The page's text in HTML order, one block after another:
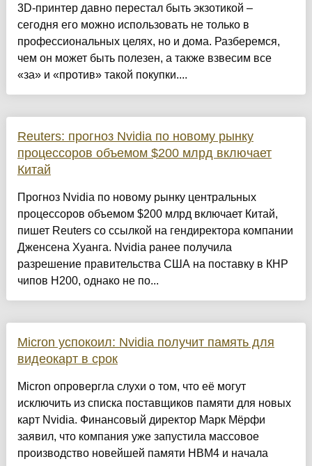
3D‑принтер давно перестал быть экзотикой –
сегодня его можно использовать не только в
профессиональных целях, но и дома. Разберемся,
чем он может быть полезен, а также взвесим все
«за» и «против» такой покупки....
Reuters: прогноз Nvidia по новому рынку
процессоров объемом $200 млрд включает
Китай
Прогноз Nvidia по новому рынку центральных
процессоров объемом $200 млрд включает Китай,
пишет Reuters со ссылкой на гендиректора компании
Дженсена Хуанга. Nvidia ранее получила
разрешение правительства США на поставку в КНР
чипов H200, однако не по...
Micron успокоил: Nvidia получит память для
видеокарт в срок
Micron опровергла слухи о том, что её могут
исключить из списка поставщиков памяти для новых
карт Nvidia. Финансовый директор Марк Мёрфи
заявил, что компания уже запустила массовое
производство новейшей памяти HBM4 и начала